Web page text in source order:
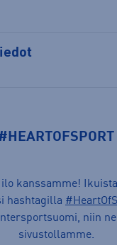
kanssamme!
hashtagilla
niin ne
sivustollamme.